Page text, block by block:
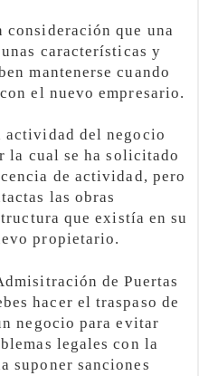
consideración que una
características y
mantenerse cuando
el nuevo empresario.
actividad del negocio
la cual se ha solicitado
de actividad, pero
las obras
que existía en su
propietario.
de Puertas
hacer el traspaso de
negocio para evitar
legales con la
suponer sanciones